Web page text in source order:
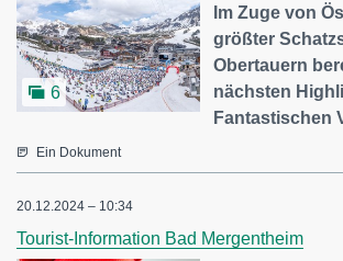
6
Im Zuge von
größter
Obertauern
nächsten
Fantastischen
Ein Dokument
20.12.2024 – 10:34
Tourist-Information Bad Mergentheim